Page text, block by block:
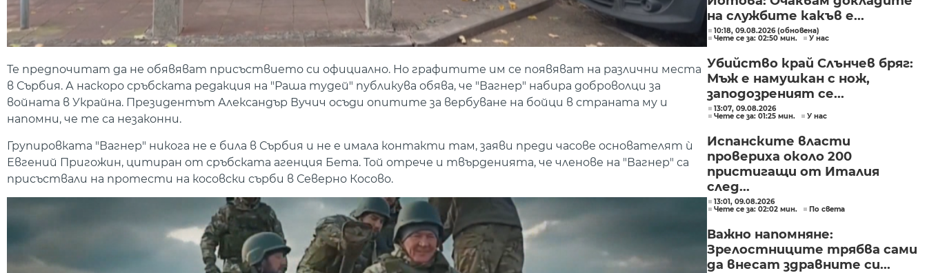
Те предпочитат да не обявяват присъствието си официално. Но графитите им се появяват на различни места
в Сърбия. А наскоро сръбската редакция на "Раша тудей" публикува обява, че "Вагнер" набира доброволци за
войната в Украйна. Президентът Александър Вучич осъди опитите за вербуване на бойци в страната му и
напомни, че те са незаконни.
Групировката "Вагнер" никога не е била в Сърбия и не е имала контакти там, заяви преди часове основателят ѝ
Евгений Пригожин, цитиран от сръбската агенция Бета. Той отрече и твърденията, че членове на "Вагнер" са
присъствали на протести на косовски сърби в Северно Косово.
на службите какъв е...
10:18, 09.08.2026 (обновена)
Чете се за: 02:50 мин.
У нас
Убийство край Слънчев бряг:
Мъж е намушкан с нож,
заподозреният се...
13:07, 09.08.2026
Чете се за: 01:25 мин.
У нас
Испанските власти
провериха около 200
пристигащи от Италия
след...
13:01, 09.08.2026
Чете се за: 02:02 мин.
По света
Важно напомняне:
Зрелостниците трябва сами
да внесат здравните си...